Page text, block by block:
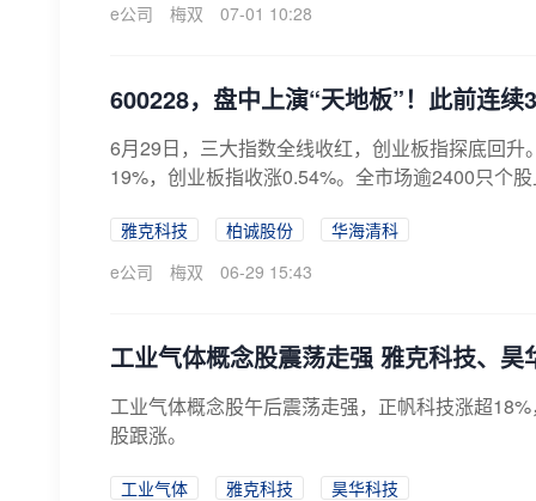
e公司
梅双 07-01 10:28
600228，盘中上演“天地板”！此前连续
6月29日，三大指数全线收红，创业板指探底回
19%，创业板指收涨0.54%。全市场逾2400只个
雅克科技 柏诚股份
华海清科
e公司
梅双 06-29 15:43
工业气体概念股震荡走强 雅克科技、昊
工业气体概念股午后震荡走强，正帆科技涨超
股跟涨。
工业气体 雅克科技
昊华科技